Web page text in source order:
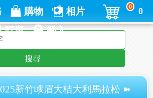
購物
相片
訂單 登入
0
0
搜尋
新竹峨眉大桔大利馬拉松 ➽